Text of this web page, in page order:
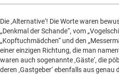
E-
Die ‚Alternative‘! Die Worte waren
„Denkmal der Schande“, vom
„Kopftuchmädchen“ und den
einer einzigen Richtung, die man
waren auch sogenannte ‚Gäste‘, die
deren ‚Gastgeber‘ ebenfalls aus